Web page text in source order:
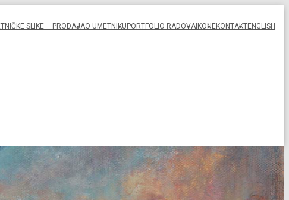
SLIKE – PRODAJAO UMETNIKU PORTFOLIO RADOVA IKONEKONTAKTENGLISH